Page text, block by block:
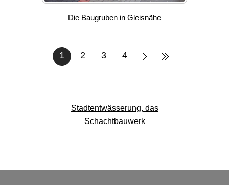
Die Baugruben in Gleisnähe
1 2 3 4
Stadtentwässerung, das
Schachtbauwerk